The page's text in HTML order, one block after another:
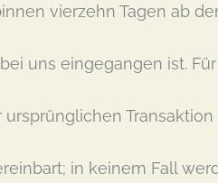
vierzehn Tagen ab
uns eingegangen ist.
in keinem Fall